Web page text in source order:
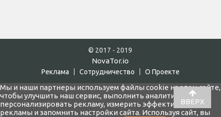
© 2017 - 2019
NovaTor.io
Реклама Cотрудничество О Проекте
ВВЕРХ
Мы и наши партнеры используем файлы cookie на этом сайте,
чтобы улучшить наш сервис, выполнить аналитику,
персонализировать рекламу, измерить эффективность
рекламы и запомнить настройки сайта. Используя сайт, вы